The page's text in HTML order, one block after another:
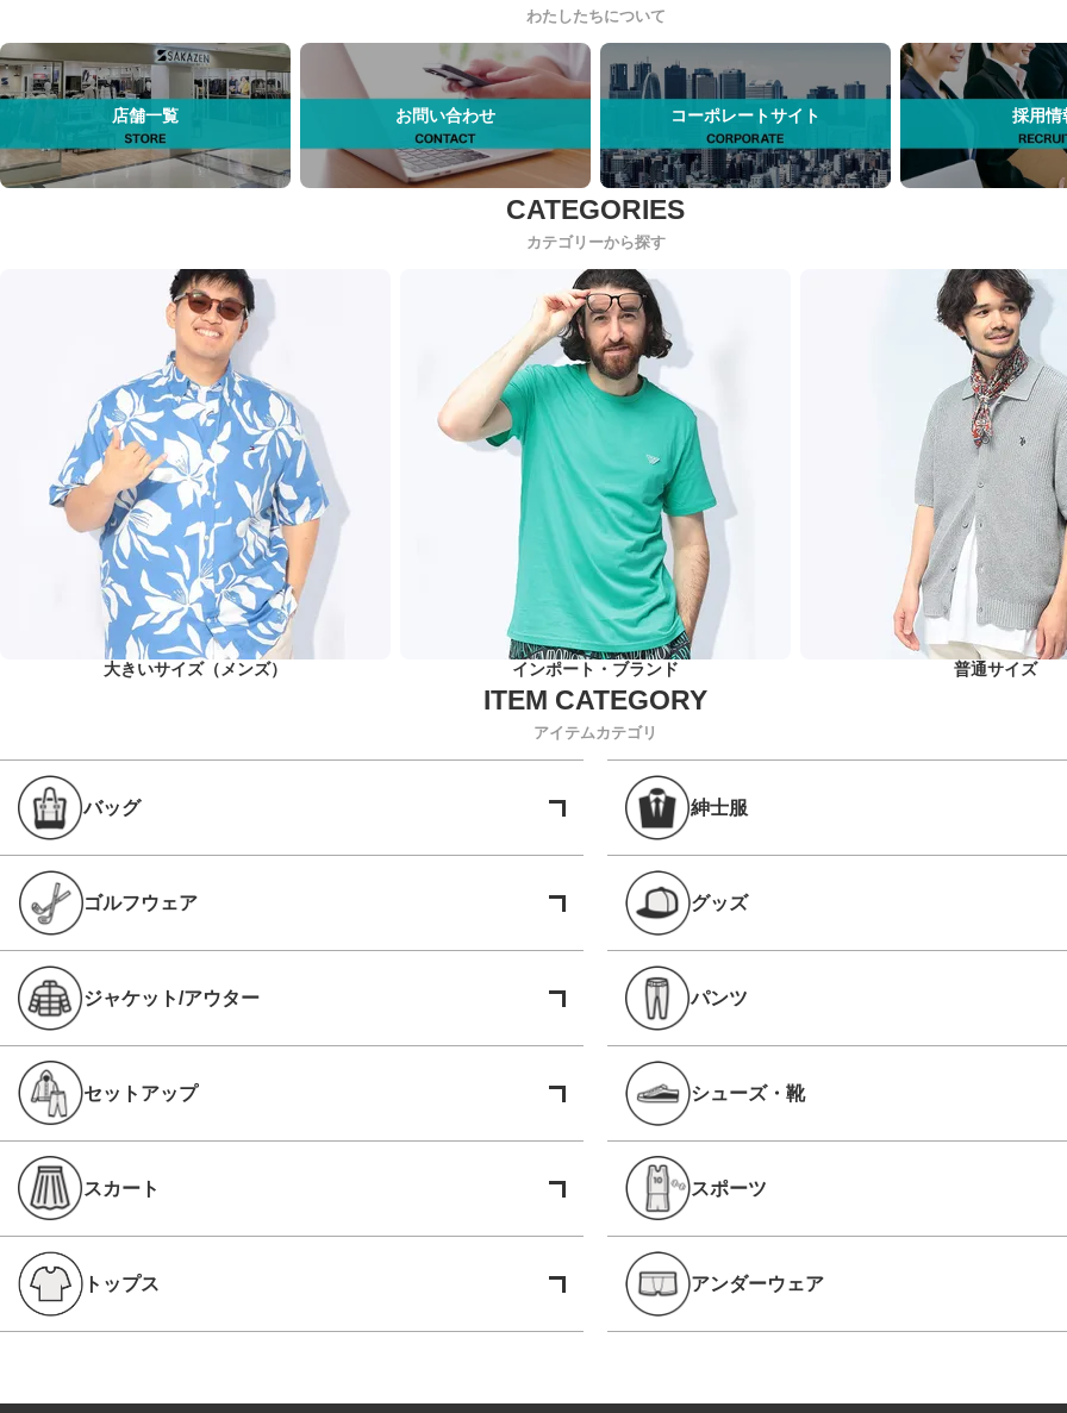
わたしたちについて
店舗一覧 お問い合わせ コーポレートサイト 採用情
カテゴリーから探す
大きいサイズ（メンズ） インポート・ブランド 普通サイズ
アイテムカテゴリ
バッグ 紳士服
ゴルフウェア グッズ
ジャケット/アウター パンツ
セットアップ シューズ・靴
スカート スポーツ
トップス アンダーウェア